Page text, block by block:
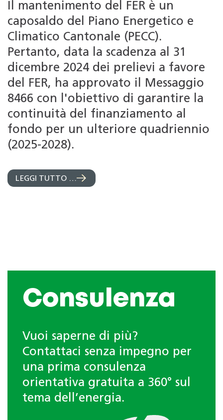
Il mantenimento del FER è un
caposaldo del Piano Energetico e
Climatico Cantonale (PECC).
Pertanto, data la scadenza al 31
dicembre 2024 dei prelievi a favore
del FER, ha approvato il Messaggio
8466 con l'obiettivo di garantire la
continuità del finanziamento al
fondo per un ulteriore quadriennio
(2025-2028).
LEGGI TUTTO …
Consulenza
Vuoi saperne di più?
Contattaci senza impegno per
una prima consulenza
orientativa gratuita a 360° sul
tema dell’energia.